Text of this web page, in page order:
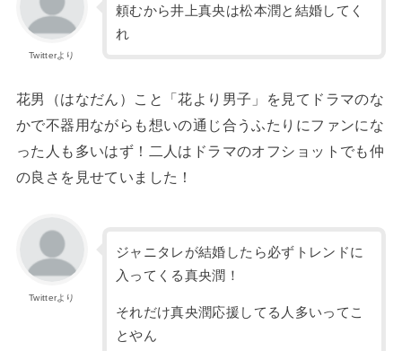
Twitterより
頼むから井上真央は松本潤と結婚してく
れ
花男（はなだん）こと「花より男子」を見てドラマのな
かで不器用ながらも想いの通じ合うふたりにファンにな
った人も多いはず！二人はドラマのオフショットでも仲
の良さを見せていました！
Twitterより
ジャニタレが結婚したら必ずトレンドに
入ってくる真央潤！
それだけ真央潤応援してる人多いってこ
とやん